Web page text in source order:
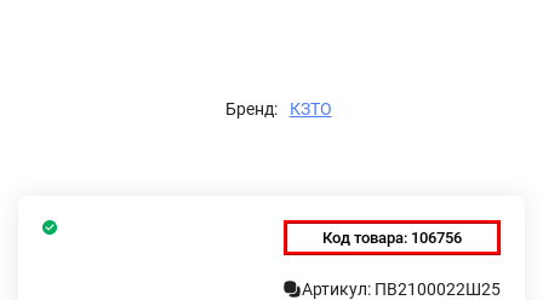
Бренд: КЗТО
Код товара: 106756
Артикул: ПВ2100022Ш25